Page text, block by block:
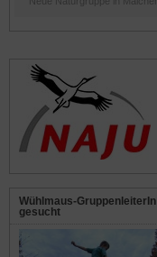
Wühlmaus-GruppenleiterIn
gesucht